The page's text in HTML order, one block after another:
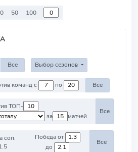
50 100
Все Выбор сезонов
Против команд с по Все
ТОП-
за
матчей
Все
соп.
Победа от
до
Все